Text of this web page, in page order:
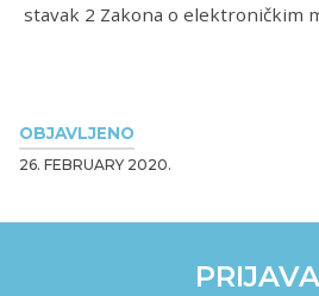
OBJAVLJENO
26. FEBRUARY 2020.
stavak 2 Zakona o elektroničkim
PRIJAVA